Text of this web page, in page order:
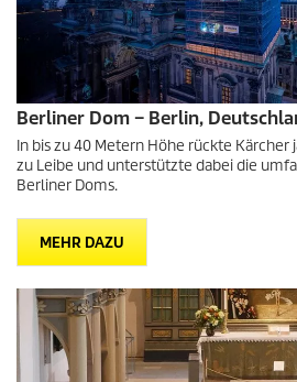
Berliner Dom – Berlin,
In bis zu 40 Metern Höhe rückte
zu Leibe und unterstützte dabei die
Berliner Doms.
MEHR DAZU